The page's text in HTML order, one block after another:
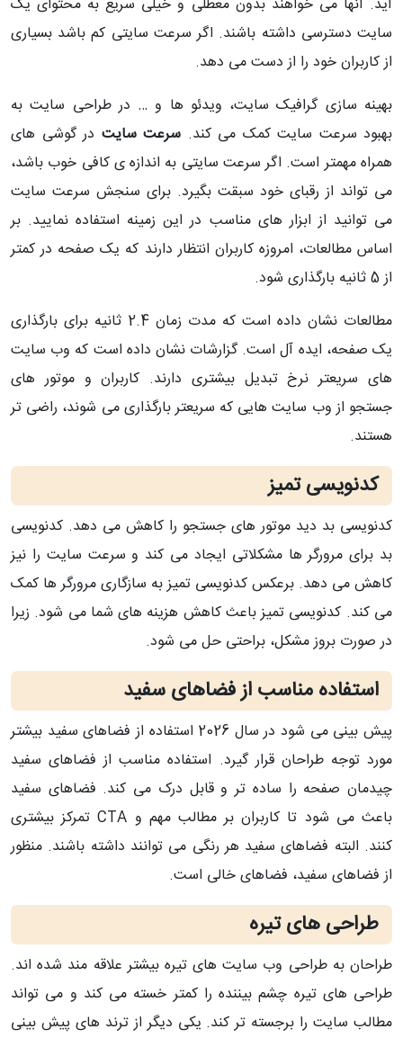
سایت دسترسی داشته باشند. اگر سرعت سایتی کم باشد بسیاری
از کاربران خود را از دست می دهد.
بهینه سازی گرافیک سایت، ویدئو ها و … در طراحی سایت به
بهبود سرعت سایت کمک می کند. سرعت سایت در گوشی های
همراه مهمتر است. اگر سرعت سایتی به اندازه ی کافی خوب باشد،
می تواند از رقبای خود سبقت بگیرد. برای سنجش سرعت سایت
می توانید از ابزار های مناسب در این زمینه استفاده نمایید. بر
اساس مطالعات، امروزه کاربران انتظار دارند که یک صفحه در کمتر
از 5 ثانیه بارگذاری شود.
مطالعات نشان داده است که مدت زمان 2.4 ثانیه برای بارگذاری
یک صفحه، ایده آل است. گزارشات نشان داده است که وب سایت
های سریعتر نرخ تبدیل بیشتری دارند. کاربران و موتور های
جستجو از وب سایت هایی که سریعتر بارگذاری می شوند، راضی تر
هستند.
کدنویسی تمیز
کدنویسی بد دید موتور های جستجو را کاهش می دهد. کدنویسی
بد برای مرورگر ها مشکلاتی ایجاد می کند و سرعت سایت را نیز
کاهش می دهد. برعکس کدنویسی تمیز به سازگاری مرورگر ها کمک
می کند. کدنویسی تمیز باعث کاهش هزینه های شما می شود. زیرا
در صورت بروز مشکل، براحتی حل می شود.
استفاده مناسب از فضاهای سفید
پیش بینی می شود در سال 2026 استفاده از فضاهای سفید بیشتر
مورد توجه طراحان قرار گیرد. استفاده مناسب از فضاهای سفید
چیدمان صفحه را ساده تر و قابل درک می کند. فضاهای سفید
باعث می شود تا کاربران بر مطالب مهم و CTA تمرکز بیشتری
کنند. البته فضاهای سفید هر رنگی می توانند داشته باشند. منظور
از فضاهای سفید، فضاهای خالی است.
طراحی های تیره
طراحان به طراحی وب سایت های تیره بیشتر علاقه مند شده اند.
طراحی های تیره چشم بیننده را کمتر خسته می کند و می تواند
مطالب سایت را برجسته تر کند. یکی دیگر از ترند های پیش بینی